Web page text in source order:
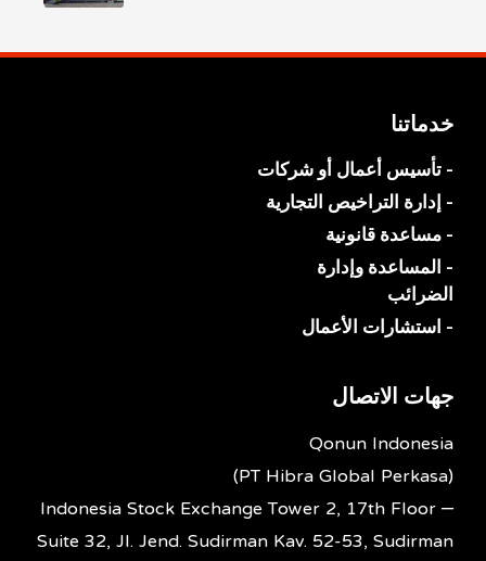
خدماتنا
- تأسيس أعمال أو شركات
- إدارة التراخيص التجارية
- مساعدة قانونية
- المساعدة وإدارة
الضرائب
- استشارات الأعمال
جهات الاتصال
Qonun Indonesia
(PT Hibra Global Perkasa)
Indonesia Stock Exchange Tower 2, 17th Floor –
Suite 32, Jl. Jend. Sudirman Kav. 52-53, Sudirman